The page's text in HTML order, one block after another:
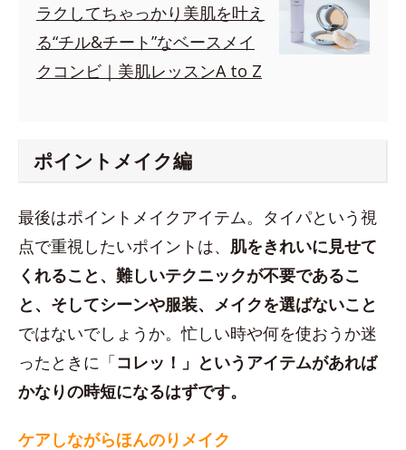
ラクしてちゃっかり美肌を叶え
る“チル&チート”なベースメイ
クコンビ｜美肌レッスンA to Z
ポイントメイク編
最後はポイントメイクアイテム。タイパという視
点で重視したいポイントは、 肌をきれいに見せて
くれること、難しいテクニックが不要であるこ
と、そしてシーンや服装、メイクを選ばないこと
ではないでしょうか。忙しい時や何を使おうか迷
ったときに「コレッ！」というアイテムがあれば
かなりの時短になるはずです。
ケアしながらほんのりメイク